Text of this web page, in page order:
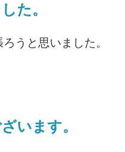
た。
うと思いました。
います。